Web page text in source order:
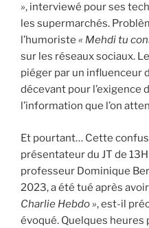
», interviewé pour ses
les supermarchés.
l’humoriste « Mehdi tu
sur les réseaux sociaux.
piéger par un influenceur
décevant pour l’exigence
l’information que l’on
Et pourtant… Cette
présentateur du JT de
professeur Dominique
2023, a été tué après avoir
Charlie Hebdo », est-il
évoqué. Quelques heures